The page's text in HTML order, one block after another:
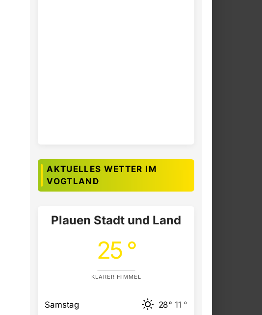
AKTUELLES WETTER IM
VOGTLAND
Plauen Stadt und Land
25 °
KLARER HIMMEL
Samstag 28° 11 °